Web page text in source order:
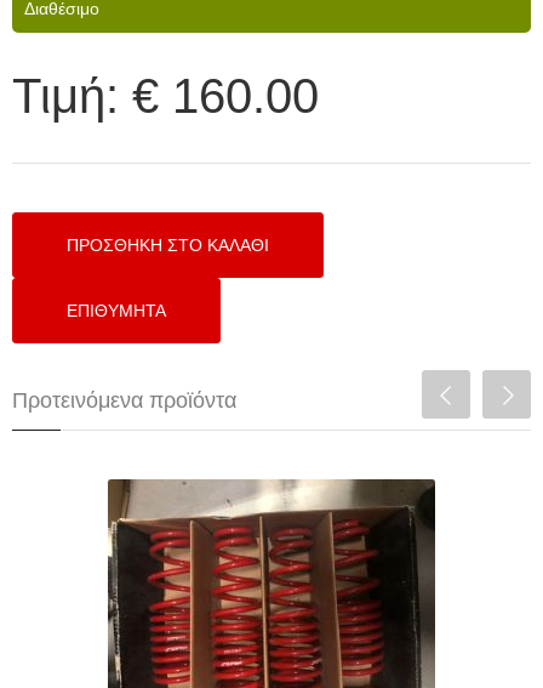
Διαθέσιμο
Τιμή: € 160.00
Προτεινόμενα προϊόντα
Ελατήρια Χαμηλώματος Skunk2